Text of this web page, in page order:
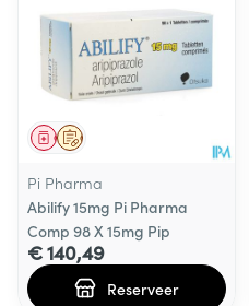
Op voorschrift
Geneesmiddel
Pi Pharma
Abilify 15mg Pi Pharma
Comp 98 X 15mg Pip
€ 140,49
Reserveer